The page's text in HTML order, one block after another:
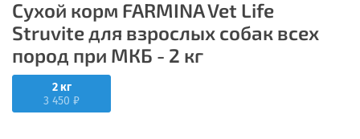
Сухой корм FARMINA Vet Life
Struvite для взрослых собак всех
пород при МКБ - 2 кг
2 кг
3 450 ₽